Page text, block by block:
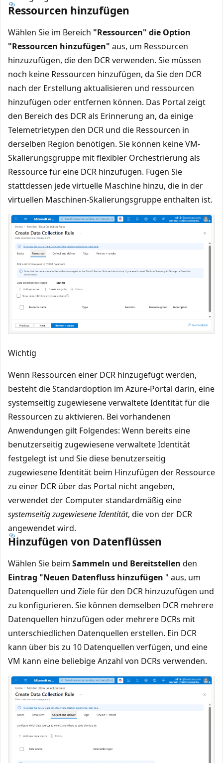
Ressourcen hinzufügen
Wählen Sie im Bereich "Ressourcen" die Option
"Ressourcen hinzufügen" aus, um Ressourcen
hinzuzufügen, die den DCR verwenden. Sie müssen
noch keine Ressourcen hinzufügen, da Sie den DCR
nach der Erstellung aktualisieren und ressourcen
hinzufügen oder entfernen können. Das Portal zeigt
den Bereich des DCR als Erinnerung an, da einige
Telemetrietypen den DCR und die Ressourcen in
derselben Region benötigen. Sie können keine VM-
Skalierungsgruppe mit flexibler Orchestrierung als
Ressource für eine DCR hinzufügen. Fügen Sie
stattdessen jede virtuelle Maschine hinzu, die in der
virtuellen Maschinen-Skalierungsgruppe enthalten ist.
Wichtig
Wenn Ressourcen einer DCR hinzugefügt werden,
besteht die Standardoption im Azure-Portal darin, eine
systemseitig zugewiesene verwaltete Identität für die
Ressourcen zu aktivieren. Bei vorhandenen
Anwendungen gilt Folgendes: Wenn bereits eine
benutzerseitig zugewiesene verwaltete Identität
festgelegt ist und Sie diese benutzerseitig
zugewiesene Identität beim Hinzufügen der Ressource
zu einer DCR über das Portal nicht angeben,
verwendet der Computer standardmäßig eine
systemseitig zugewiesene Identität, die von der DCR
angewendet wird.
Hinzufügen von Datenflüssen
Wählen Sie beim Sammeln und Bereitstellen den
Eintrag "Neuen Datenfluss hinzufügen " aus, um
Datenquellen und Ziele für den DCR hinzuzufügen und
zu konfigurieren. Sie können demselben DCR mehrere
Datenquellen hinzufügen oder mehrere DCRs mit
unterschiedlichen Datenquellen erstellen. Ein DCR
kann über bis zu 10 Datenquellen verfügen, und eine
VM kann eine beliebige Anzahl von DCRs verwenden.